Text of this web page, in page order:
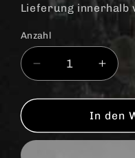
Lieferung innerhalb
Anzahl
Anzahl
Verringere
die
Menge
Perkele
die
für
In den